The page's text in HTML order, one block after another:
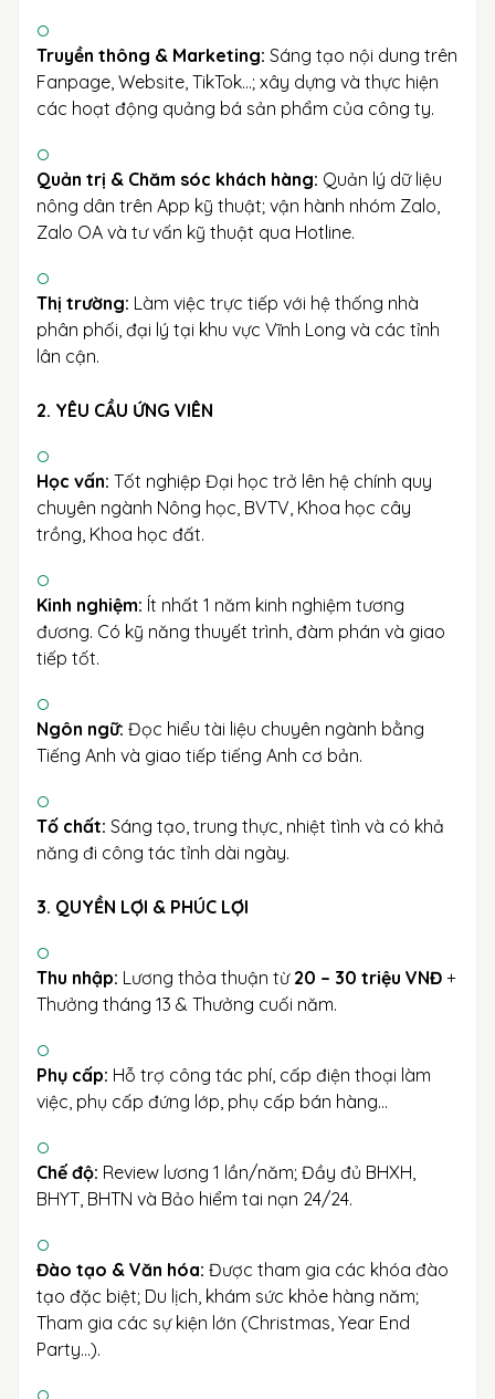
Truyền thông & Marketing: Sáng tạo nội dung trên
Fanpage, Website, TikTok...; xây dựng và thực hiện
các hoạt động quảng bá sản phẩm của công ty.
Quản trị & Chăm sóc khách hàng: Quản lý dữ liệu
nông dân trên App kỹ thuật; vận hành nhóm Zalo,
Zalo OA và tư vấn kỹ thuật qua Hotline.
Thị trường: Làm việc trực tiếp với hệ thống nhà
phân phối, đại lý tại khu vực Vĩnh Long và các tỉnh
lân cận.
2. YÊU CẦU ỨNG VIÊN
Học vấn: Tốt nghiệp Đại học trở lên hệ chính quy
chuyên ngành Nông học, BVTV, Khoa học cây
trồng, Khoa học đất.
Kinh nghiệm: Ít nhất 1 năm kinh nghiệm tương
đương. Có kỹ năng thuyết trình, đàm phán và giao
tiếp tốt.
Ngôn ngữ: Đọc hiểu tài liệu chuyên ngành bằng
Tiếng Anh và giao tiếp tiếng Anh cơ bản.
Tố chất: Sáng tạo, trung thực, nhiệt tình và có khả
năng đi công tác tỉnh dài ngày.
3. QUYỀN LỢI & PHÚC LỢI
Thu nhập: Lương thỏa thuận từ 20 – 30 triệu VNĐ +
Thưởng tháng 13 & Thưởng cuối năm.
Phụ cấp: Hỗ trợ công tác phí, cấp điện thoại làm
việc, phụ cấp đứng lớp, phụ cấp bán hàng...
Chế độ: Review lương 1 lần/năm; Đầy đủ BHXH,
BHYT, BHTN và Bảo hiểm tai nạn 24/24.
Đào tạo & Văn hóa: Được tham gia các khóa đào
tạo đặc biệt; Du lịch, khám sức khỏe hàng năm;
Tham gia các sự kiện lớn (Christmas, Year End
Party...).